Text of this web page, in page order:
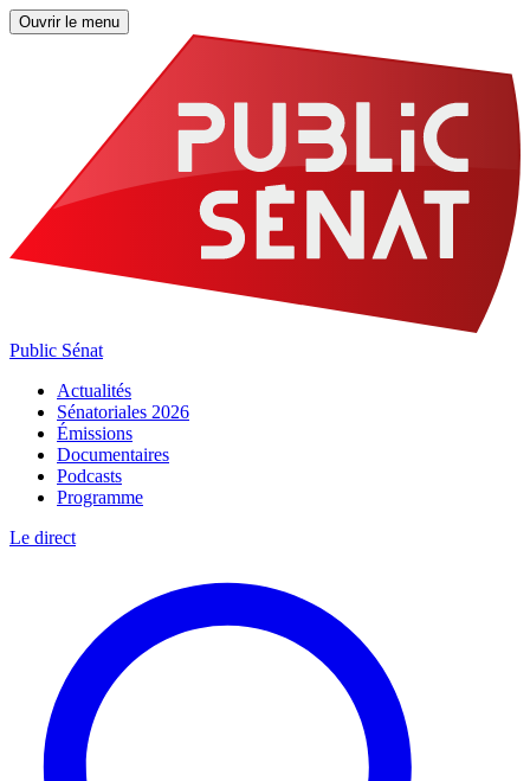
Ouvrir le menu
Public Sénat
Actualités
Sénatoriales 2026
Émissions
Documentaires
Podcasts
Programme
Le direct